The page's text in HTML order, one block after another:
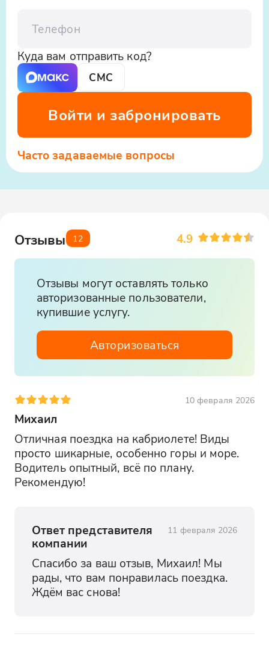
Куда вам отправить код?
СМС
Войти и забронировать
Часто задаваемые вопросы
Отзывы 12 4.9
Отзывы могут оставлять только
авторизованные пользователи,
купившие услугу.
Авторизоваться
10 февраля 2026
Михаил
Отличная поездка на кабриолете! Виды
просто шикарные, особенно горы и море.
Водитель опытный, всё по плану.
Рекомендую!
Ответ представителя
компании
11 февраля 2026
Спасибо за ваш отзыв, Михаил! Мы
рады, что вам понравилась поездка.
Ждём вас снова!